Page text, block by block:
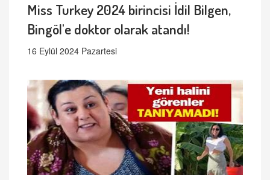
Miss Turkey 2024 birincisi İdil Bilgen,
Bingöl'e doktor olarak atandı!
16 Eylül 2024 Pazartesi